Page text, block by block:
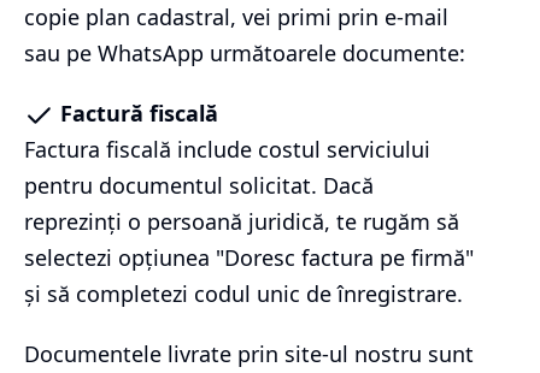
copie plan cadastral, vei primi prin e-mail
sau pe WhatsApp următoarele documente:
Factură fiscală
Factura fiscală include costul serviciului
pentru documentul solicitat. Dacă
reprezinți o persoană juridică, te rugăm să
selectezi opțiunea "Doresc factura pe firmă"
și să completezi codul unic de înregistrare.
Documentele livrate prin site-ul nostru sunt